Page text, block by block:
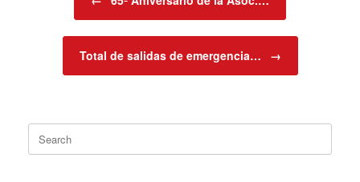
Total de salidas de emergencia… →
Search
for: